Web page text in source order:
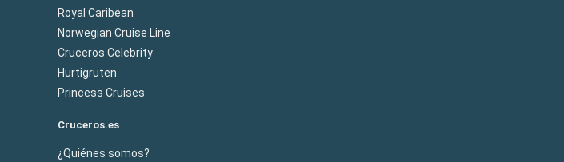
Royal Caribean
Norwegian Cruise Line
Cruceros Celebrity
Hurtigruten
Princess Cruises
Cruceros.es
¿Quiénes somos?